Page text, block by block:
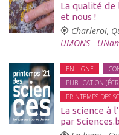
La qualité de
et nous !
Charleroi,
UMONS -
EN LIGNE
PUBLICATION
PRINTEMPS DES
La science à
par